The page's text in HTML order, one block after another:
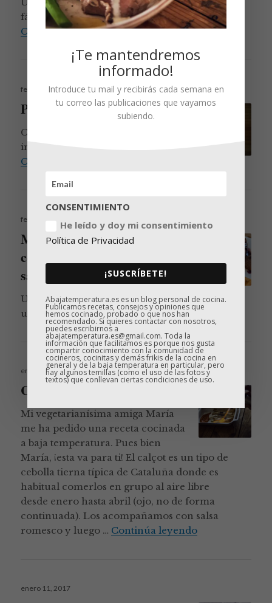
fácil de preparar como delicioso.
Continúa leyendoFrutos rojos a baja temperatura
Publicado
febrero 14, 2017
Puré de calabaza a 85ºC
Calabaza a baja temperatura… y un
ingrediente secreto.
Continúa leyendo
Publicado
febrero 1, 2017
Magret de pato, escaluñas
con pimienta de Sichuan y
salsa de frutos rojos
Una receta de magret de pato con
un toque diferente.Continúa leyendoMagret de
Publicado
enero 19, 2017
Calçots 2.0 para María
Mi vegetarianísima amiga María
me ha pedido una receta cocinada
a baja temperatura. Pues bien
María, ¡esta va para ti! El calçot es un tipo de
cebolla tierna típica de Cataluña donde es
habitual comerlos en grupo al aire libre
desde enero hasta abril (ojo, no de forma
continuada). Los acompañamos con salsa
romesco y luego … Continúa leyendoCalçots 2.0
Publicado
enero 11, 2017
¡Te mantendremos
informado!
Introduce tu mail y recibirás cada semana en
tu correo las publicaciones que vayamos
subiendo.
CONSENTIMIENTO
He leído y doy mi consentimiento
Política de Privacidad
¡SUSCRÍBETE!
Abajatemperatura.es es un blog personal de cocina.
Publicamos recetas, consejos y opiniones que
hemos cocinado, probado o que nos han
recomendado. Si quieres contactar con nosotros,
puedes escribirnos a
abajatemperatura.es@gmail.com. Toda la
información que facilitamos es porque nos gusta
compartir conocimiento con la comunidad de
cocineros, cocinitas y demás frikis de la cocina en
general y de la baja temperatura en particular, pero
hay algunos temillas (como el uso de las fotos y
textos) que conllevan ciertas condiciones de uso.